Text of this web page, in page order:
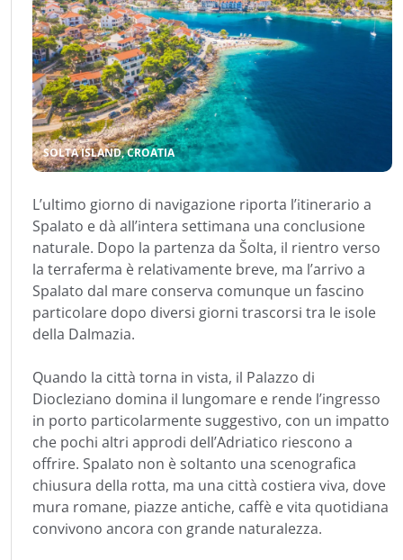
SOLTA ISLAND, CROATIA
L’ultimo giorno di navigazione riporta l’itinerario a
Spalato e dà all’intera settimana una conclusione
naturale. Dopo la partenza da Šolta, il rientro verso
la terraferma è relativamente breve, ma l’arrivo a
Spalato dal mare conserva comunque un fascino
particolare dopo diversi giorni trascorsi tra le isole
della Dalmazia.
Quando la città torna in vista, il Palazzo di
Diocleziano domina il lungomare e rende l’ingresso
in porto particolarmente suggestivo, con un impatto
che pochi altri approdi dell’Adriatico riescono a
offrire. Spalato non è soltanto una scenografica
chiusura della rotta, ma una città costiera viva, dove
mura romane, piazze antiche, caffè e vita quotidiana
convivono ancora con grande naturalezza.